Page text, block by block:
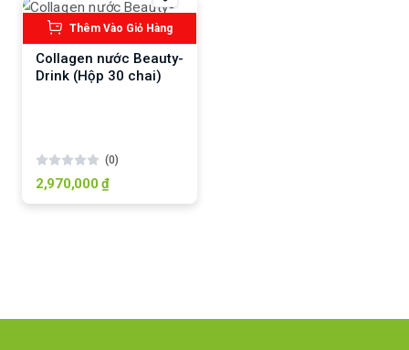
Thêm Vào Giỏ Hàng
Collagen nước Beauty-
Drink (Hộp 30 chai)
(0)
2,970,000 ₫